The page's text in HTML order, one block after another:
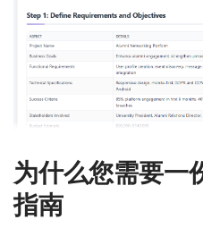
为什么您需要一
指南